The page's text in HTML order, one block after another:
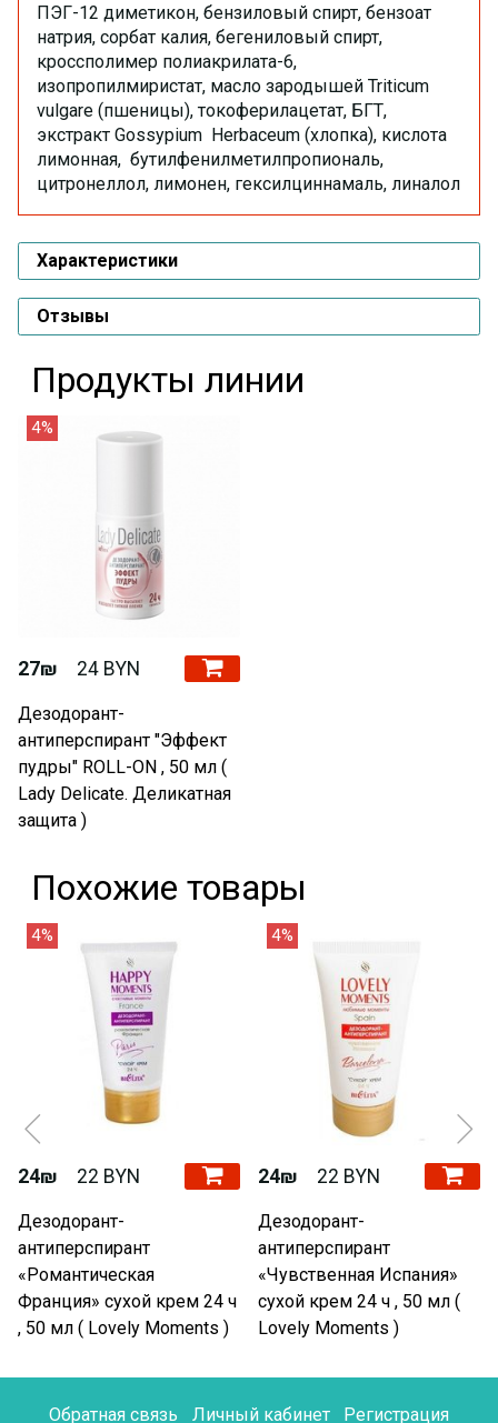
ПЭГ-12 диметикон, бензиловый спирт, бензоат
натрия, сорбат калия, бегениловый спирт,
кроссполимер полиакрилата-6,
изопропилмиристат, масло зародышей Triticum
vulgare (пшеницы), токоферилацетат, БГТ,
экстракт Gossypium Herbaceum (хлопка), кислота
лимонная, бутилфенилметилпропиональ,
цитронеллол, лимонен, гексилциннамаль, линалол
Характеристики
Отзывы
Продукты линии
4%
27₪ 24 BYN
Дезодорант-
антиперспирант "Эффект
пудры" ROLL-ON , 50 мл (
Lady Delicate. Деликатная
защита )
Похожие товары
4%
24₪ 22 BYN
Дезодорант-
антиперспирант
«Романтическая
Франция» сухой крем 24 ч
, 50 мл ( Lovely Moments )
4%
24₪ 22 BYN
Дезодорант-
антиперспирант
«Чувственная Испания»
сухой крем 24 ч , 50 мл (
Lovely Moments )
Обратная связь Личный кабинет Регистрация